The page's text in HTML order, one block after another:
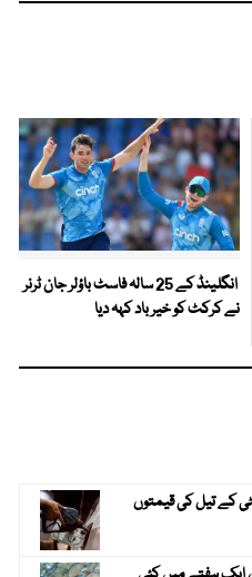
انگلینڈ کے 25 سالہ فاسٹ باؤلر جان ٹرنر
نے کرکٹ کو خیر باد کہہ دیا
کے تیل کی قیمتوں